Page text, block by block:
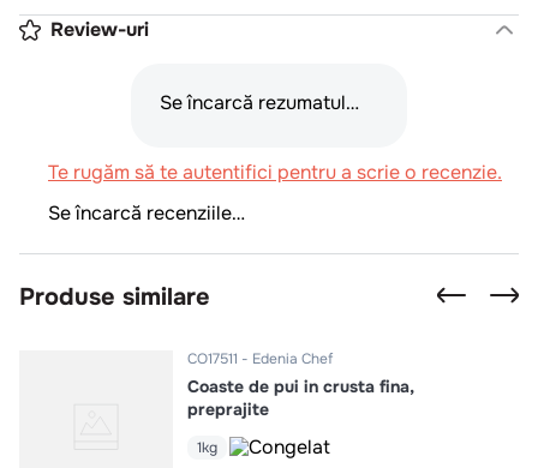
Review-uri
Se încarcă rezumatul…
Te rugăm să te autentifici pentru a scrie o recenzie.
Se încarcă recenziile…
Produse similare
CO17511 Edenia Chef
Coaste de pui in crusta fina,
preprajite
1kg